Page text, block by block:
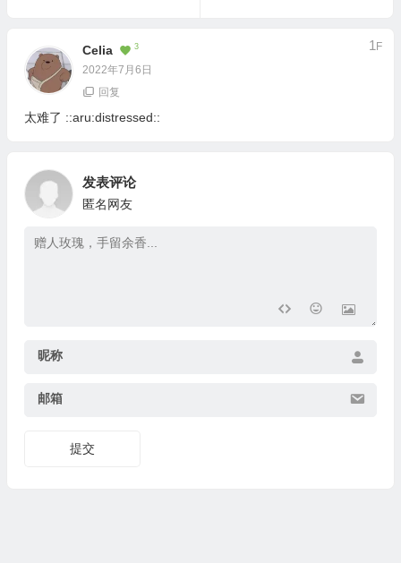
Celia 3
2022年7月6日
1 F
回复
太难了 ::aru:distressed::
发表评论
匿名网友
昵称
邮箱
提交